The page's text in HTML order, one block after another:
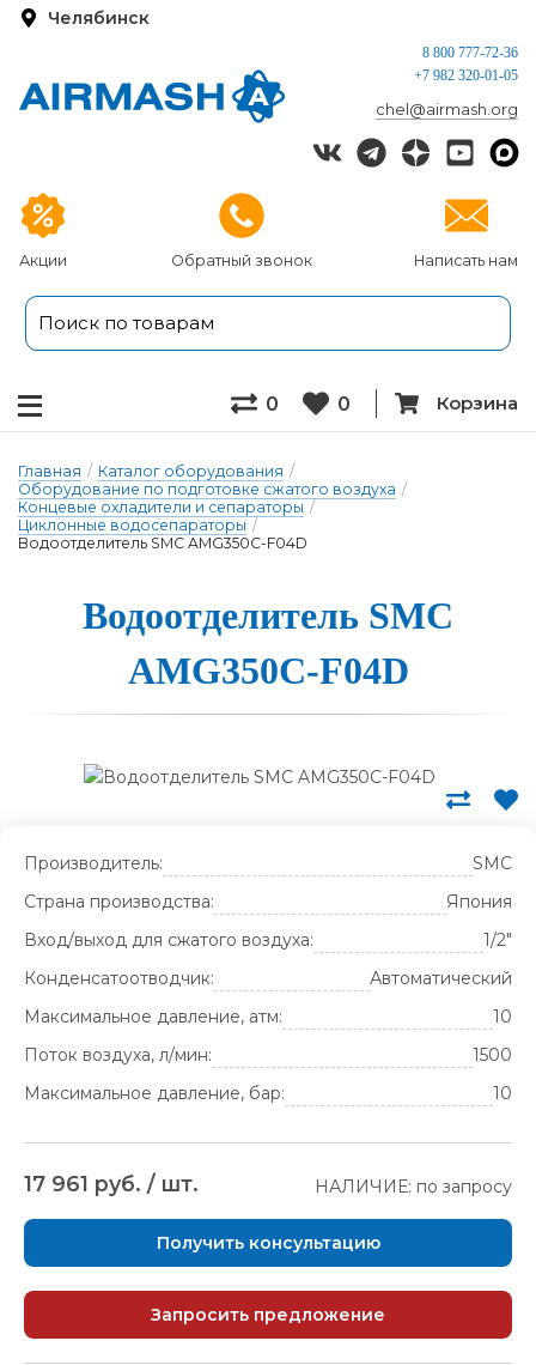
Челябинск
Акции Обратный звонок Написать нам
8 800 777-72-36
+7 982 320-01-05
chel@airmash.org
0 0 Корзина
Главная / Каталог оборудования /
Оборудование по подготовке сжатого воздуха /
Концевые охладители и сепараторы /
Циклонные водосепараторы /
Водоотделитель SMC AMG350C-F04D
Водоот­де­ли­тель SMC
AMG350C-F04D
Производитель:
SMC
Страна производства:
Япония
Вход/выход для сжатого воздуха:
1/2"
Конденсатоотводчик:
Автоматический
Максимальное давление, атм:
10
Поток воздуха, л/мин:
1500
Максимальное давление, бар:
10
17 961 руб. / шт. НАЛИЧИЕ: по запросу
Получить консультацию
Запросить предложение